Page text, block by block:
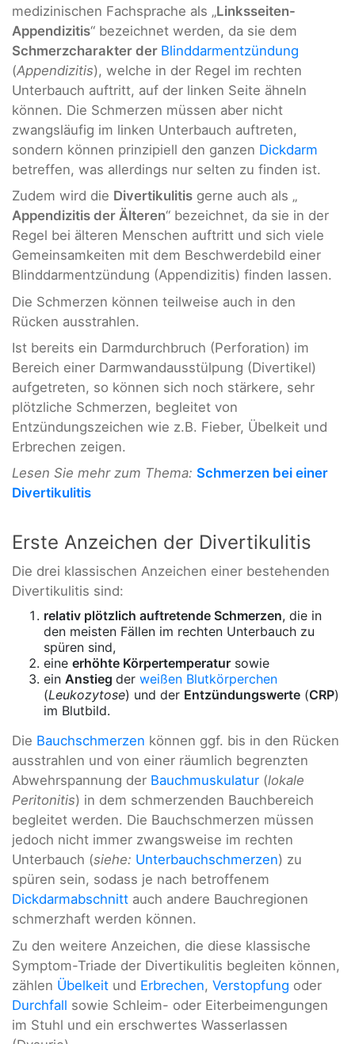
medizinischen Fachsprache als „Linksseiten-
Appendizitis“ bezeichnet werden, da sie dem
Schmerzcharakter der Blinddarmentzündung
(Appendizitis), welche in der Regel im rechten
Unterbauch auftritt, auf der linken Seite ähneln
können. Die Schmerzen müssen aber nicht
zwangsläufig im linken Unterbauch auftreten,
sondern können prinzipiell den ganzen Dickdarm
betreffen, was allerdings nur selten zu finden ist.
Zudem wird die Divertikulitis gerne auch als „
Appendizitis der Älteren“ bezeichnet, da sie in der
Regel bei älteren Menschen auftritt und sich viele
Gemeinsamkeiten mit dem Beschwerdebild einer
Blinddarmentzündung (Appendizitis) finden lassen.
Die Schmerzen können teilweise auch in den
Rücken ausstrahlen.
Ist bereits ein Darmdurchbruch (Perforation) im
Bereich einer Darmwandausstülpung (Divertikel)
aufgetreten, so können sich noch stärkere, sehr
plötzliche Schmerzen, begleitet von
Entzündungszeichen wie z.B. Fieber, Übelkeit und
Erbrechen zeigen.
Lesen Sie mehr zum Thema: Schmerzen bei einer
Divertikulitis
Erste Anzeichen der Divertikulitis
Die drei klassischen Anzeichen einer bestehenden
Divertikulitis sind:
relativ plötzlich auftretende Schmerzen, die in
den meisten Fällen im rechten Unterbauch zu
spüren sind,
eine erhöhte Körpertemperatur sowie
ein Anstieg der weißen Blutkörperchen
(Leukozytose) und der Entzündungswerte (CRP)
im Blutbild.
Die Bauchschmerzen können ggf. bis in den Rücken
ausstrahlen und von einer räumlich begrenzten
Abwehrspannung der Bauchmuskulatur (lokale
Peritonitis) in dem schmerzenden Bauchbereich
begleitet werden. Die Bauchschmerzen müssen
jedoch nicht immer zwangsweise im rechten
Unterbauch (siehe: Unterbauchschmerzen) zu
spüren sein, sodass je nach betroffenem
Dickdarmabschnitt auch andere Bauchregionen
schmerzhaft werden können.
Zu den weitere Anzeichen, die diese klassische
Symptom-Triade der Divertikulitis begleiten können,
zählen Übelkeit und Erbrechen, Verstopfung oder
Durchfall sowie Schleim- oder Eiterbeimengungen
im Stuhl und ein erschwertes Wasserlassen